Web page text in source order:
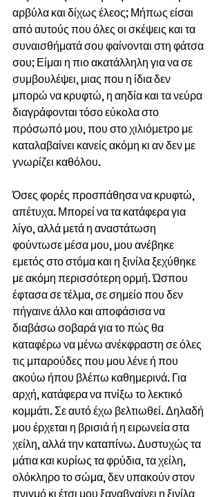
αρβύλα και δίχως έλεος; Μήπως είσαι
από αυτούς που όλες οι σκέψεις και τα
συναισθήματά σου φαίνονται στη φάτσα
σου; Είμαι η πιο ακατάλληλη για να σε
συμβουλέψει, μιας που η ίδια δεν
μπορώ να κρυφτώ, η αηδία και τα νεύρα
διαγράφονται τόσο εύκολα στο
πρόσωπό μου, που στο χιλιόμετρο με
καταλαβαίνει κανείς ακόμη κι αν δεν με
γνωρίζει καθόλου.
Όσες φορές προσπάθησα να κρυφτώ,
απέτυχα. Μπορεί να τα κατάφερα για
λίγο, αλλά μετά η αναστάτωση
φούντωσε μέσα μου, μου ανέβηκε
εμετός στο στόμα και η ξινίλα ξεχύθηκε
με ακόμη περισσότερη ορμή. Ώσπου
έφτασα σε τέλμα, σε σημείο που δεν
πήγαινε άλλο και αποφάσισα να
διαβάσω σοβαρά για το πώς θα
καταφέρω να μένω ανέκφραστη σε όλες
τις μπαρούδες που μου λένε ή που
ακούω ήπου βλέπω καθημερινά. Για
αρχή, κατάφερα να πνίξω το λεκτικό
κομμάτι. Σε αυτό έχω βελτιωθεί. Δηλαδή
μου έρχεται η βρισιά ή η ειρωνεία στα
χείλη, αλλά την καταπίνω. Δυστυχώς τα
μάτια και κυρίως τα φρύδια, τα χείλη,
ολόκληρο το σώμα, δεν υπακούν στον